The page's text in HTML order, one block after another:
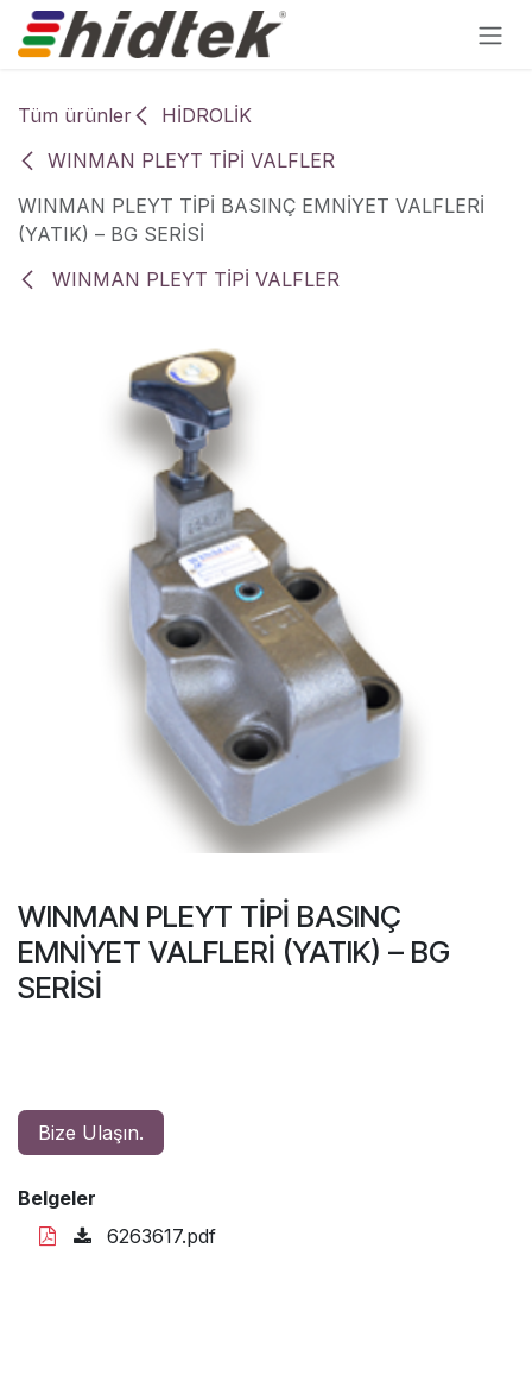
İçereği Atla
Tüm ürünler
HİDROLİK
WINMAN PLEYT TİPİ VALFLER
WINMAN PLEYT TİPİ BASINÇ EMNİYET VALFLERİ
(YATIK) – BG SERİSİ
WINMAN PLEYT TİPİ VALFLER
WINMAN PLEYT TİPİ BASINÇ
EMNİYET VALFLERİ (YATIK) – BG
SERİSİ
Bize Ulaşın.
Belgeler
6263617.pdf